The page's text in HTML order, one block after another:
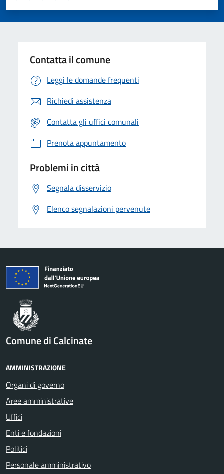
Valuta 5 stelle su 5
Valuta 4 stelle su 5
Valuta 3 stelle su 5
Valuta 2 stelle su 5
Valuta 1 stelle su 5
Contatta il comune
Leggi le domande frequenti
Richiedi assistenza
Contatta gli uffici comunali
Prenota appuntamento
Problemi in città
Segnala disservizio
Elenco segnalazioni pervenute
Comune di Calcinate
AMMINISTRAZIONE
Organi di governo
Aree amministrative
Uffici
Enti e fondazioni
Politici
Personale amministrativo